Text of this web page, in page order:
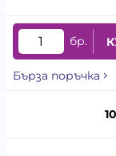
бр.
Бърза поръчка